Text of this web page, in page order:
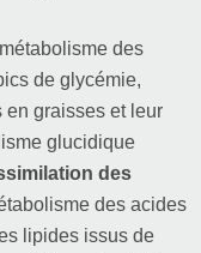
des
de glycémie,
en graisses et leur
glucidique
des
des acides
lipides issus de